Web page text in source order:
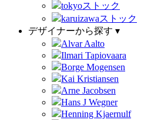
tokyoストック
karuizawaストック
デザイナーから探す ▾
Alvar Aalto
Ilmari Tapiovaara
Borge Mogensen
Kai Kristiansen
Arne Jacobsen
Hans J Wegner
Henning Kjaernulf